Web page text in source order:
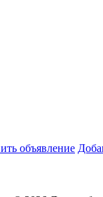
объявление